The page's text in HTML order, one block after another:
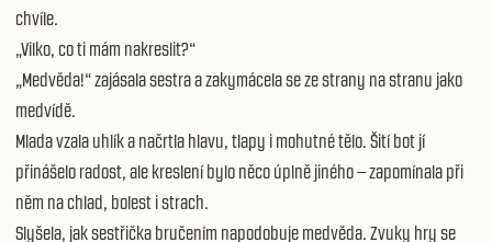
chvíle.
„Vilko, co ti mám nakreslit?“
„Medvěda!“ zajásala sestra a zakymácela se ze strany na stranu jako
medvídě.
Mlada vzala uhlík a načrtla hlavu, tlapy i mohutné tělo. Šití bot jí
přinášelo radost, ale kreslení bylo něco úplně jiného – zapomínala při
něm na chlad, bolest i strach.
Slyšela, jak sestřička bručením napodobuje medvěda. Zvuky hry se